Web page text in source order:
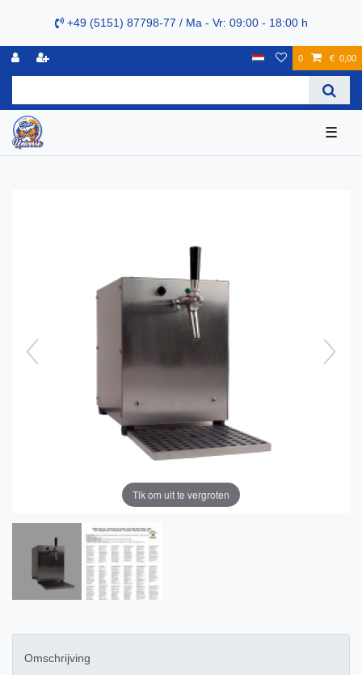
+49 (5151) 87798-77 / Ma - Vr: 09:00 - 18:00 h
0 € 0,00
☰
Tik om uit te vergroten
Omschrijving